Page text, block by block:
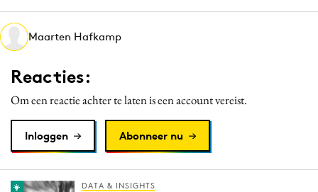
Interne communicatie
Martech
Media
Merkstrategie
PR
Purpose Marketing
Reputatie & crisis
Maarten Hafkamp
Reacties:
Om een reactie achter te laten is een account vereist.
Inloggen Abonneer nu
DATA & INSIGHTS